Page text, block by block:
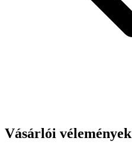
Vásárlói vélemények